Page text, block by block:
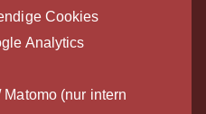
CookiesCookies
Analytics
(nur intern gespeichert)
Matomo (nur intern
ohne die
durch unsere Partner